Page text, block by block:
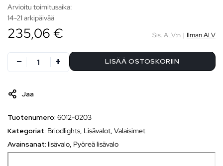
Arvioitu toimitusaika:
14-21 arkipäivää
235,06 € Sis. ALV:n | Ilman ALV
LISÄÄ OSTOSKORIIN
Jaa
Tuotenumero: 6012-0203
Kategoriat: Briodlights, Lisävalot, Valaisimet
Avainsanat: lisävalo, Pyöreä lisävalo